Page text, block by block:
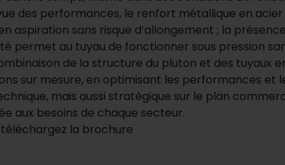
des performances, le renfort métallique en
aspiration sans risque d’allongement ; la
permet au tuyau de fonctionner sous pression
de la structure du pluton et des tuyaux
sur mesure, en optimisant les performances et
mais aussi stratégique sur le plan
aux besoins de chaque secteur.
la brochure